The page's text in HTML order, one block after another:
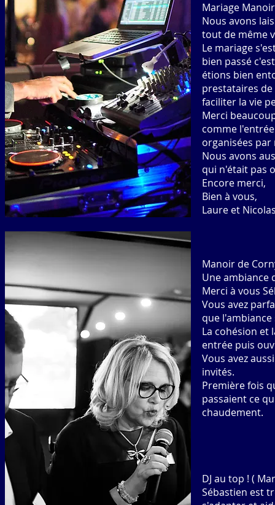
Mariage
Nous avons
tout de même
Le mariage
bien passé
étions bien
prestataires
faciliter la vie
Merci
comme
organisées
Nous avons
qui n'était pas
Encore merci,
Bien à vous,
Laure et
Manoir de
Une ambiance
Merci à vous
Vous avez
que
La cohésion
entrée puis
Vous avez
invités.
Première fois
passaient ce
chaudement.
DJ au top ! (
Sébastien est